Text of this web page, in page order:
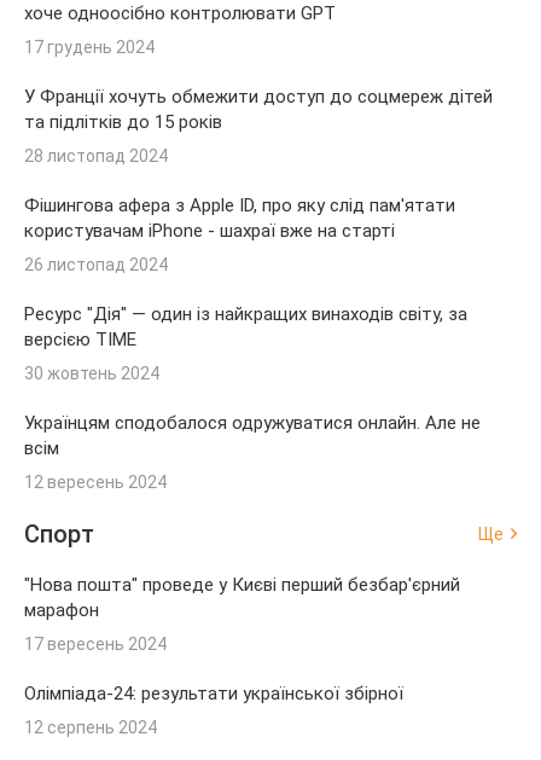
хоче одноосібно контролювати GPT
17 грудень 2024
У Франції хочуть обмежити доступ до соцмереж дітей
та підлітків до 15 років
28 листопад 2024
Фішингова афера з Apple ID, про яку слід пам'ятати
користувачам iPhone - шахраї вже на старті
26 листопад 2024
Ресурс "Дія" — один із найкращих винаходів світу, за
версією TIME
30 жовтень 2024
Українцям сподобалося одружуватися онлайн. Але не
всім
12 вересень 2024
Спорт Ще
"Нова пошта" проведе у Києві перший безбар'єрний
марафон
17 вересень 2024
Олімпіада-24: результати української збірної
12 серпень 2024